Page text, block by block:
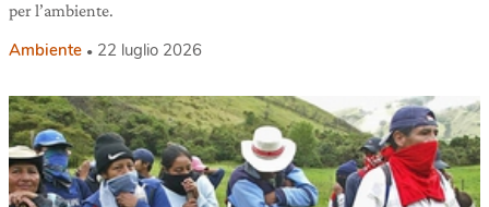
per l’ambiente.
Ambiente 22 luglio 2026